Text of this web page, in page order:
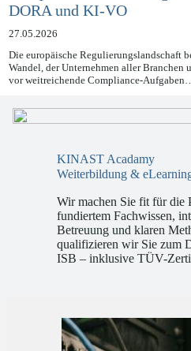
Compliance 2026:
DORA und KI-VO
27.05.2026
Die europäische Regulierungslandschaft
Wandel, der Unternehmen aller Branchen
KINAST Acadamy
Wir machen Sie fit für die
fundiertem Fachwissen,
Betreuung und klaren
qualifizieren wir Sie zum